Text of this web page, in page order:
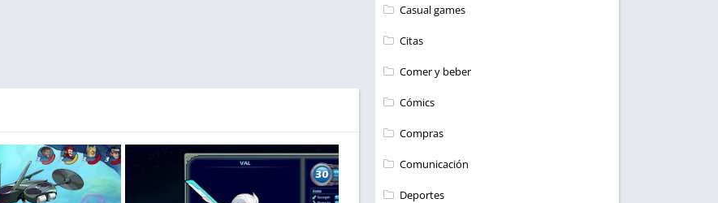
Casual games
Citas
Comer y beber
Cómics
Compras
Comunicación
Deportes